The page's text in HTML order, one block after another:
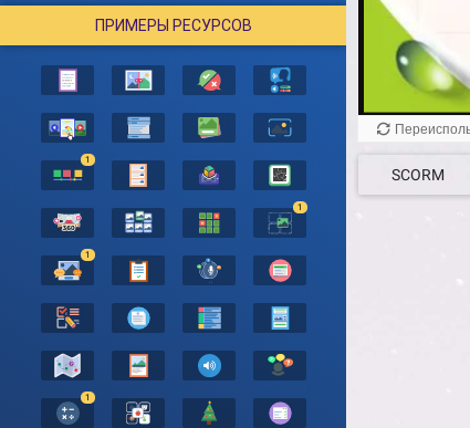
ПРИМЕРЫ РЕСУРСОВ
1
1
1
1
SCORM